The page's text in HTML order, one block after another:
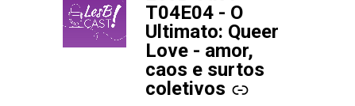
T04E04 - O
Ultimato: Queer
Love - amor,
caos e surtos
coletivos